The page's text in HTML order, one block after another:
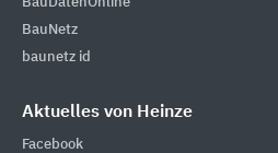
BauNetz
baunetz id
Aktuelles von Heinze
Facebook